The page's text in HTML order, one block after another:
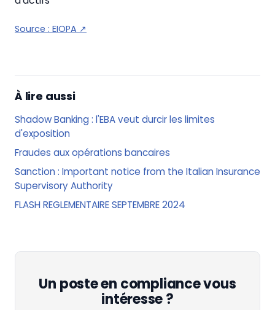
Source : EIOPA ↗
À lire aussi
Shadow Banking : l'EBA veut durcir les limites
d'exposition
Fraudes aux opérations bancaires
Sanction : Important notice from the Italian Insurance
Supervisory Authority
FLASH REGLEMENTAIRE SEPTEMBRE 2024
Un poste en compliance vous
intéresse ?